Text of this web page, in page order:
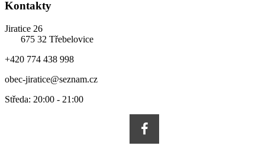
Kontakty
Jiratice 26
675 32 Třebelovice
+420 774 438 998
obec-jiratice@seznam.cz
Středa: 20:00 - 21:00